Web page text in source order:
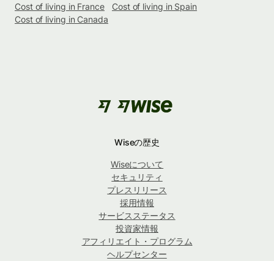
Cost of living in France
Cost of living in Spain
Cost of living in Canada
Wiseの歴史
Wiseについて
セキュリティ
プレスリリース
採用情報
サービスステータス
投資家情報
アフィリエイト・プログラム
ヘルプセンター